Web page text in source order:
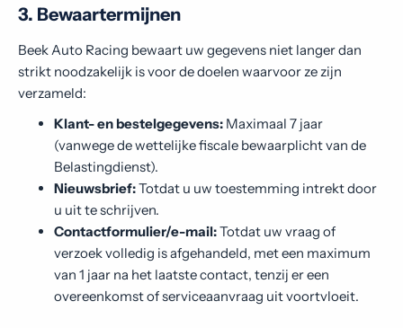
3. Bewaartermijnen
Beek Auto Racing bewaart uw gegevens niet langer dan
strikt noodzakelijk is voor de doelen waarvoor ze zijn
verzameld:
Klant- en bestelgegevens: Maximaal 7 jaar
(vanwege de wettelijke fiscale bewaarplicht van de
Belastingdienst).
Nieuwsbrief:Totdat u uw toestemming intrekt door
u uit te schrijven.
Contactformulier/e-mail:Totdat uw vraag of
verzoek volledig is afgehandeld, met een maximum
van 1 jaar na het laatste contact, tenzij er een
overeenkomst of serviceaanvraag uit voortvloeit.